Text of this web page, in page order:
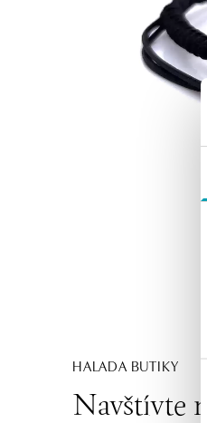
HALADA BUTIKY
Navštívte